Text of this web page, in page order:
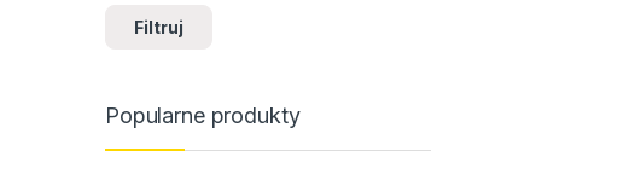
Filtruj
Popularne produkty